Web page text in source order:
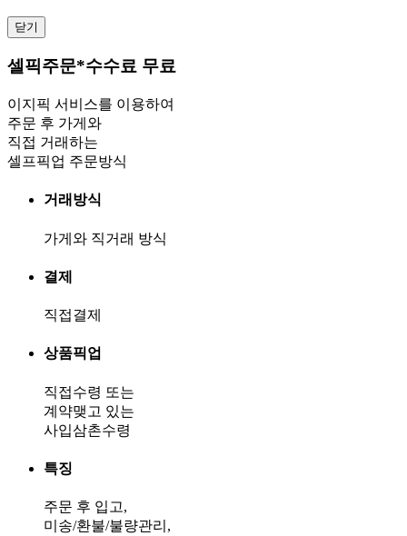
닫기
셀픽주문*수수료 무료
이지픽 서비스를 이용하여
주문 후 가게와
직접 거래하는
셀프픽업 주문방식
거래방식
가게와 직거래 방식
결제
직접결제
상품픽업
직접수령 또는
계약맺고 있는
사입삼촌수령
특징
주문 후 입고,
미송/환불/불량관리,